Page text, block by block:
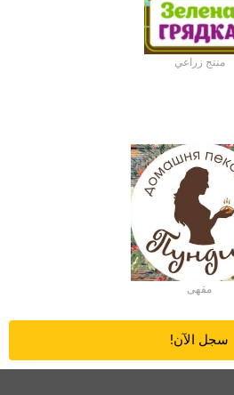
منتج زراعي
مقهى
سجل الآن!